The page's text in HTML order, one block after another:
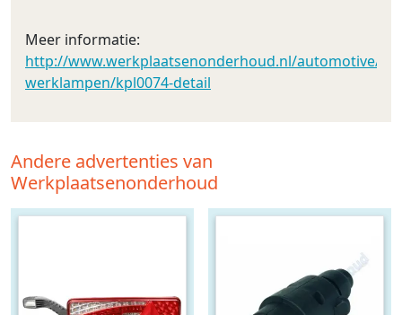
Meer informatie:
http://www.werkplaatsenonderhoud.nl/automotive/
werklampen/kpl0074-detail
Andere advertenties van
Werkplaatsenonderhoud